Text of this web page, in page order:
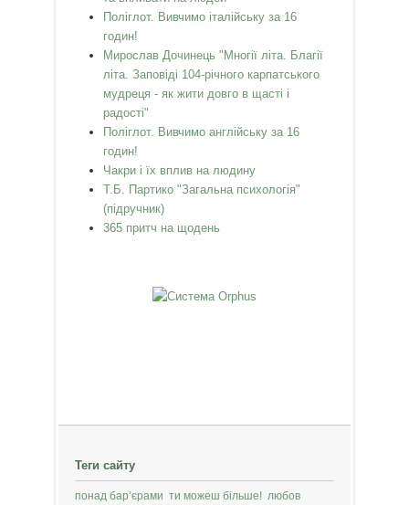
Поліглот. Вивчимо італійську за 16
годин!
Мирослав Дочинець "Многії літа. Благії
літа. Заповіді 104-річного карпатського
мудреця - як жити довго в щасті і
радості"
Поліглот. Вивчимо англійську за 16
годин!
Чакри і їх вплив на людину
Т.Б. Партико "Загальна психологія"
(підручник)
365 притч на щодень
Теги сайту
понад бар’єрами ти можеш більше! любов